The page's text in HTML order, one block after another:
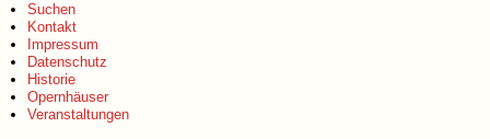
Suchen
Kontakt
Impressum
Datenschutz
Historie
Opernhäuser
Veranstaltungen